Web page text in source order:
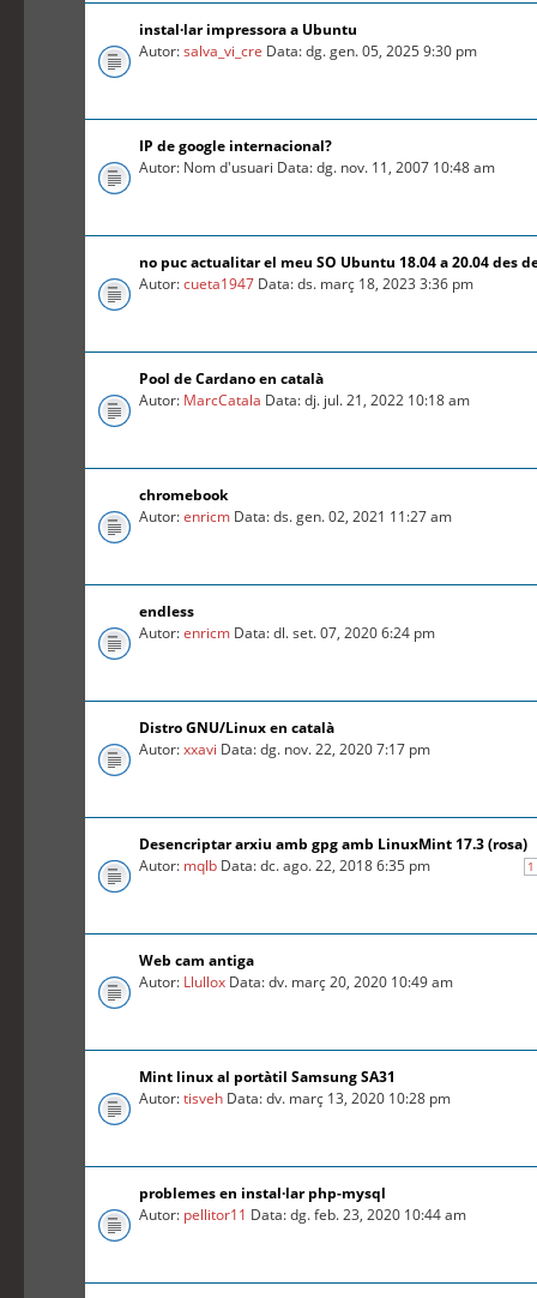
instal·lar impressora a Ubuntu
Autor:salva_vi_cre Data: dg. gen. 05, 2025 9:30 pm
IP de google internacional?
Autor: Nom d'usuari Data: dg. nov. 11, 2007 10:48 am
no puc actualitar el meu SO Ubuntu 18.04 a 20.04 des
Autor:cueta1947 Data: ds. març 18, 2023 3:36 pm
Pool de Cardano en català
Autor: MarcCatala Data: dj. jul. 21, 2022 10:18 am
chromebook
Autor:enricm Data: ds. gen. 02, 2021 11:27 am
endless
Autor:enricm Data: dl. set. 07, 2020 6:24 pm
Distro GNU/Linux en català
Autor:xxavi Data: dg. nov. 22, 2020 7:17 pm
Desencriptar arxiu amb gpg amb LinuxMint 17.3 (rosa)
1
Autor: mqlb Data: dc. ago. 22, 2018 6:35 pm
Web cam antiga
Autor: Llullox Data: dv. març 20, 2020 10:49 am
Mint linux al portàtil Samsung SA31
Autor:tisveh Data: dv. març 13, 2020 10:28 pm
problemes en instal·lar php-mysql
Autor: pellitor11 Data: dg. feb. 23, 2020 10:44 am